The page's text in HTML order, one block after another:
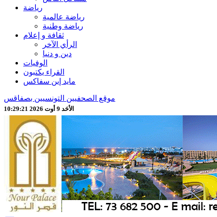
رياضة
رياضة عالمية
رياضة وطنية
ثقافة و إعلام
الرأي الآخر
دين و دنيا
الوفيات
القراء يكتبون
مايد إين سفاكس
موقع الصحفيين التونسيين بصفاقس
الأحَد 9 أوت 2026 10:29:23